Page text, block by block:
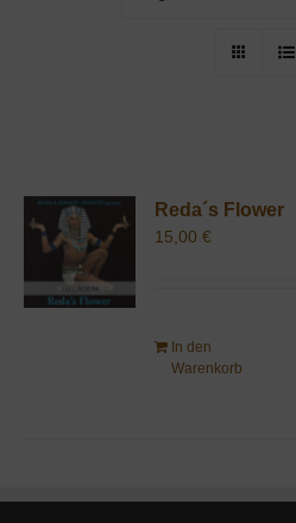
Reda´s Flower
15,00€
In den
Warenkorb